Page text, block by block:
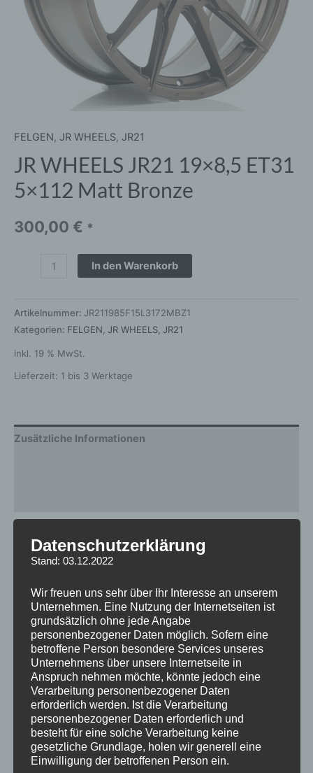
FELGEN, JR WHEELS, JR21
JR WHEELS JR21 19×8,5 ET31
5×112 Matt Bronze
300,00 € *
In den Warenkorb
Artikelnummer: JR211985F15L3172MBZ1
Kategorien: FELGEN JR WHEELS JR21
inkl. 19 % MwSt.
Lieferzeit: 1 bis 3 Werktage
Zusätzliche Informationen
Breite
Design JR21
Durchmesser 19
ET 31
Fertigung Einteilig gegossen
Hersteller JR WHEELS
Lochkreis 5×112
Hinweis
Datenschutzerklärung
Stand: 03.12.2022
Wir freuen uns sehr über Ihr Interesse an unserem
Unternehmen. Eine Nutzung der Internetseiten ist
grundsätzlich ohne jede Angabe
personenbezogener Daten möglich. Sofern eine
betroffene Person besondere Services unseres
Unternehmens über unsere Internetseite in
Anspruch nehmen möchte, könnte jedoch eine
Verarbeitung personenbezogener Daten
erforderlich werden. Ist die Verarbeitung
personenbezogener Daten erforderlich und
besteht für eine solche Verarbeitung keine
gesetzliche Grundlage, holen wir generell eine
Einwilligung der betroffenen Person ein.